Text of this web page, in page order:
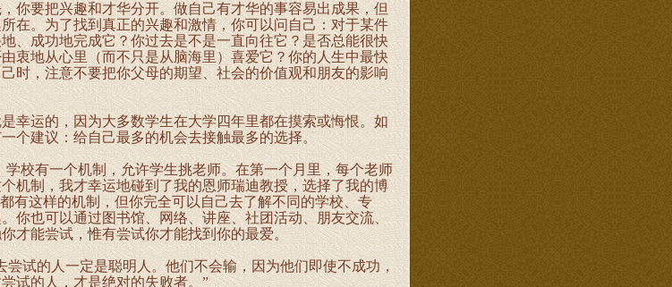
要把兴趣和才华分开。做自己有才华的事容易出成果，但
在。为了找到真正的兴趣和激情，你可以问自己：对于某件
、成功地完成它？你过去是不是一直向往它？是否总能很快
衷地从心里（而不只是从脑海里）喜爱它？你的人生中最快
时，注意不要把你父母的期望、社会的价值观和朋友的影响
运的，因为大多数学生在大学四年里都在摸索或悔恨。如
个建议：给自己最多的机会去接触最多的选择。
有一个机制，允许学生挑老师。在第一个月里，每个老师
机制，我才幸运地碰到了我的恩师瑞迪教授，选择了我的博
有这样的机制，但你完全可以自己去了解不同的学校、专
你也可以通过图书馆、网络、讲座、社团活动、朋友交流、
才能尝试，惟有尝试你才能找到你的最爱。
的人一定是聪明人。他们不会输，因为他们即使不成功，
试的人，才是绝对的失败者。”